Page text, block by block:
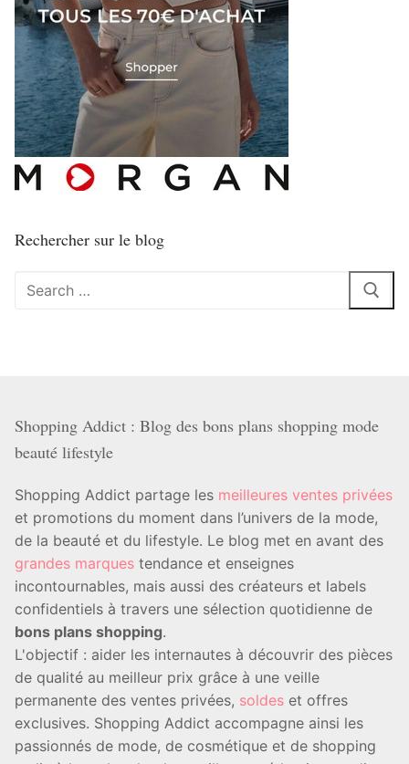
Rechercher sur le blog
Rechercher
Shopping Addict : Blog des bons plans shopping mode
beauté lifestyle
Shopping Addict partage les meilleures ventes privées
et promotions du moment dans l’univers de la mode,
de la beauté et du lifestyle. Le blog met en avant des
grandes marques tendance et enseignes
incontournables, mais aussi des créateurs et labels
confidentiels à travers une sélection quotidienne de
bons plans shopping.
L'objectif : aider les internautes à découvrir des pièces
de qualité au meilleur prix grâce à une veille
permanente des ventes privées, soldes et offres
exclusives. Shopping Addict accompagne ainsi les
passionnés de mode, de cosmétique et de shopping